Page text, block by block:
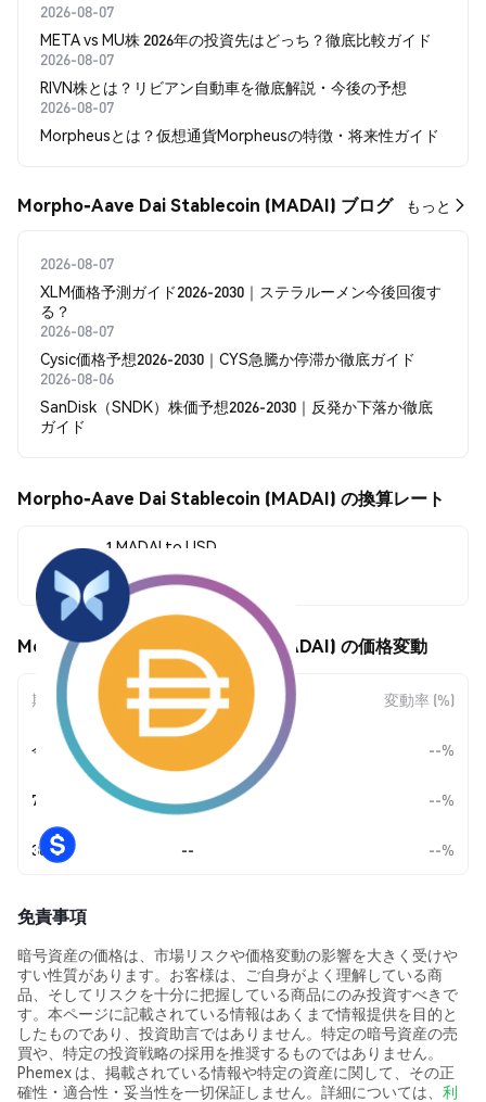
2026-08-07
META vs MU株 2026年の投資先はどっち？徹底比較ガイド
2026-08-07
RIVN株とは？リビアン自動車を徹底解説・今後の予想
2026-08-07
Morpheusとは？仮想通貨Morpheusの特徴・将来性ガイド
Morpho-Aave Dai Stablecoin (MADAI) ブログ もっと
2026-08-07
XLM価格予測ガイド2026-2030｜ステラルーメン今後回復す
る？
2026-08-07
Cysic価格予想2026-2030｜CYS急騰か停滞か徹底ガイド
2026-08-06
SanDisk（SNDK）株価予想2026-2030｜反発か下落か徹底
ガイド
Morpho-Aave Dai Stablecoin (MADAI) の換算レート
1 MADAI to USD
--
Morpho-Aave Dai Stablecoin (MADAI) の価格変動
期間 金額変動 変動率 (%)
今日 --%
7日 -- --%
30日 -- --%
免責事項
暗号資産の価格は、市場リスクや価格変動の影響を大きく受けや
すい性質があります。お客様は、ご自身がよく理解している商
品、そしてリスクを十分に把握している商品にのみ投資すべきで
す。本ページに記載されている情報はあくまで情報提供を目的と
したものであり、投資助言ではありません。特定の暗号資産の売
買や、特定の投資戦略の採用を推奨するものではありません。
Phemex は、掲載されている情報や特定の資産に関して、その正
確性・適合性・妥当性を一切保証しません。詳細については、 利